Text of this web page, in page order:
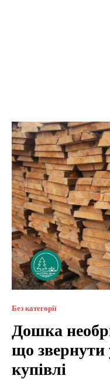
Без категорії
Дошка
що звернути
купівлі